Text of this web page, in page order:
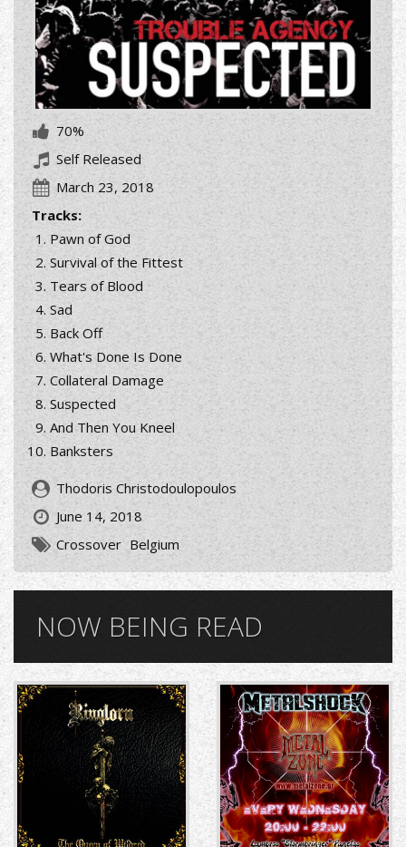
70%
Self Released
March 23, 2018
Tracks:
Pawn of God
Survival of the Fittest
Tears of Blood
Sad
Back Off
What's Done Is Done
Collateral Damage
Suspected
And Then You Kneel
Banksters
Thodoris Christodoulopoulos
June 14, 2018
Crossover Belgium
NOW BEING READ